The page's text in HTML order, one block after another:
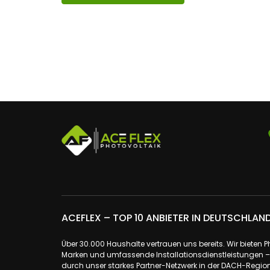
ACEFLEX – TOP 10 ANBIETER IN
Über 30.000 Haushalte vertrauen uns bereits. Wir bieten
Marken und umfassende Installationsdienstleistungen
durch unser starkes Partner-Netzwerk in der DACH-